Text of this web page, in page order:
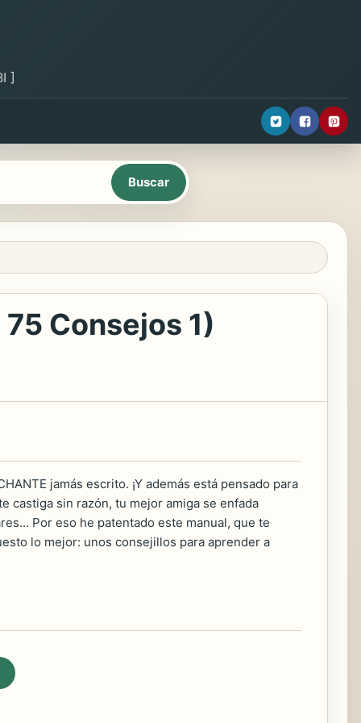
]
Consejos 1)
jamás escrito. ¡Y además está pensado para
castiga sin razón, tu mejor amiga se enfada
Por eso he patentado este manual, que te
lo mejor: unos consejillos para aprender a